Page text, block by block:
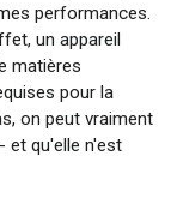
performances.
un appareil
matières
pour la
on peut vraiment
et qu'elle n'est